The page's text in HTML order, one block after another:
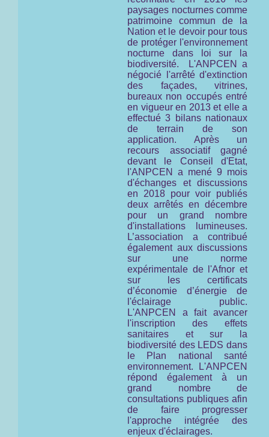
paysages nocturnes comme
patrimoine commun de la
Nation et le devoir pour tous
de protéger l'environnement
nocturne dans loi sur la
biodiversité.
L'ANPCEN a
négocié l'arrêté d'extinction
des façades, vitrines,
bureaux non occupés entré
en vigueur en 2013 et elle a
effectué 3 bilans nationaux
de terrain de son
application. Après un
recours associatif gagné
devant le Conseil d'Etat,
l'ANPCEN a mené 9 mois
d'échanges et discussions
en 2018 pour voir publiés
deux arrêtés en décembre
pour un grand nombre
d'installations lumineuses.
L’association a contribué
également aux discussions
sur une norme
expérimentale de l'Afnor et
sur les certificats
d’économie d’énergie de
l'éclairage public.
L'ANPCEN a fait avancer
l'inscription des effets
sanitaires et sur la
biodiversité des LEDS dans
le Plan national santé
environnement. L'ANPCEN
répond également à un
grand nombre de
consultations publiques afin
de faire progresser
l'approche intégrée des
enjeux d'éclairages.